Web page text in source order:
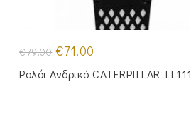
€79.00 Original
price
was:
€79.00.
€71.00
τιμή
είναι:
Ρολόι Ανδρικό CATERPILLAR